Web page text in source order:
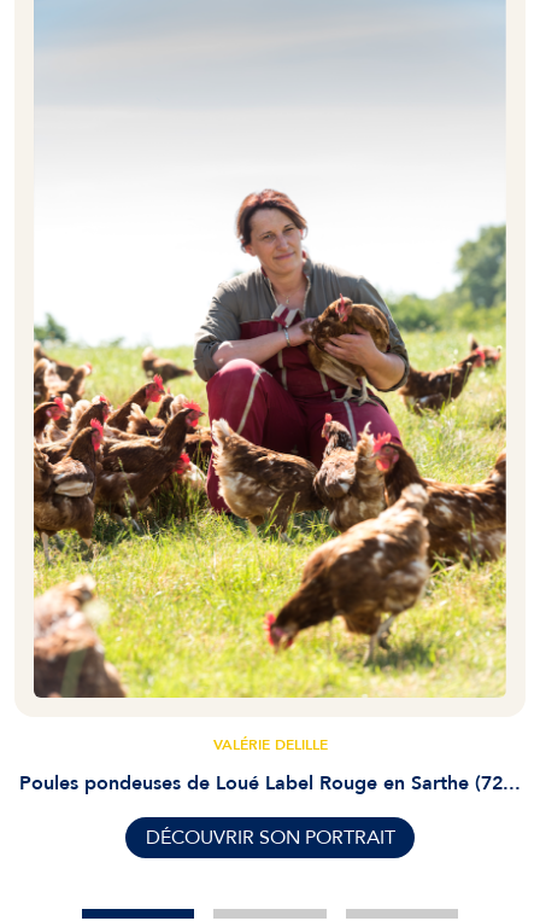
VALÉRIE DELILLE
Poules pondeuses de Loué Label Rouge en Sarthe (72...
DÉCOUVRIR SON PORTRAIT